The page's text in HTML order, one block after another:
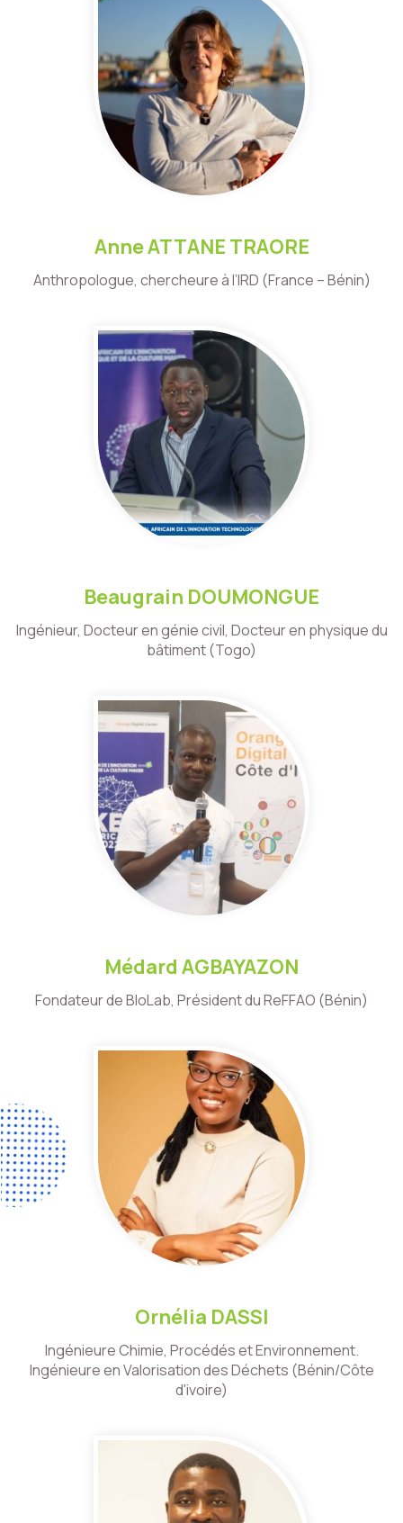
Anne ATTANE TRAORE
Anthropologue, chercheure à l’IRD (France – Bénin)
Beaugrain DOUMONGUE
Ingénieur, Docteur en génie civil, Docteur en physique du
bâtiment (Togo)
Médard AGBAYAZON
Fondateur de BloLab, Président du ReFFAO (Bénin)
Ornélia DASSI
Ingénieure Chimie, Procédés et Environnement.
Ingénieure en Valorisation des Déchets (Bénin/Côte
d'ivoire)